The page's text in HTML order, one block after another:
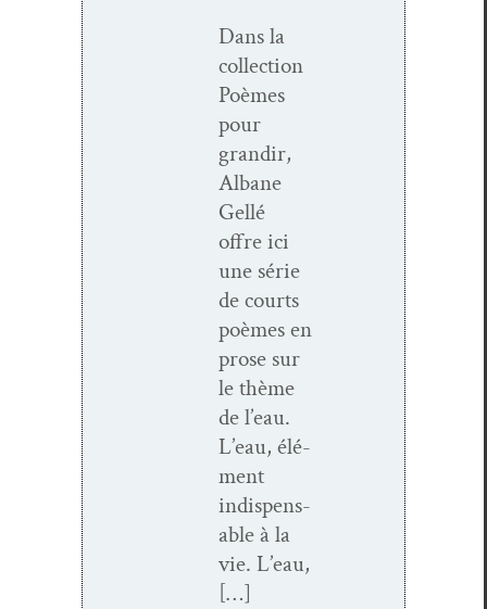
Dans la
col­lec­tion
Poèmes
pour
grandir,
Albane
Gel­lé
offre ici
une série
de courts
poèmes en
prose sur
le thème
de l’eau.
L’eau, élé­
ment
indis­pens­
able à la
vie. L’eau,
[…]